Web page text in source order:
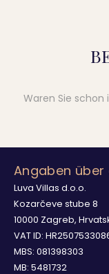
Waren Sie schon
Angaben über
Luva Villas d.o.o.
Kozarčeve stube 8
10000 Zagreb,
VAT ID:
MBS: 081398303
MB: 5481732